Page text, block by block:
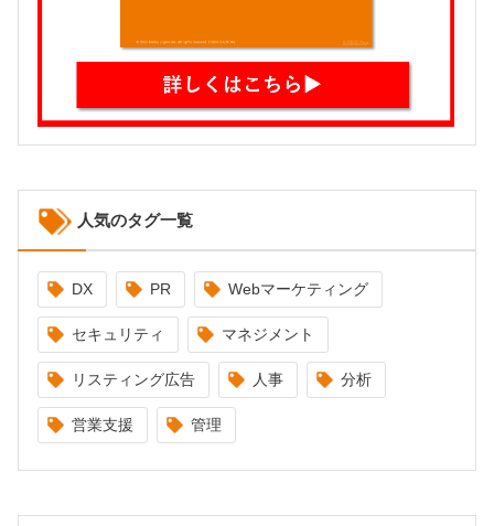
人気のタグ一覧
DX PR Webマーケティング
セキュリティ マネジメント
リスティング広告 人事 分析
営業支援 管理